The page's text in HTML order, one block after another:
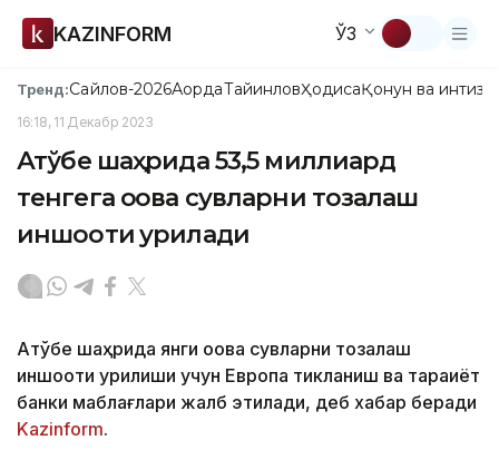
KAZINFORM ЎЗ
Тренд:Сайлов-2026АқордаТайинловҲодисаҚонун ва
16:18, 11 Декабр 2023
Ақтўбе шаҳрида 53,5 миллиард
тенгега оқова сувларни тозалаш
иншооти қурилади
Ақтўбе шаҳрида янги оқова сувларни тозалаш
иншооти қурилиши учун Европа тикланиш ва тараққиёт
банки маблағлари жалб этилади, деб хабар беради
Kazinform.